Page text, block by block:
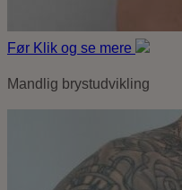
Før Klik og se mere
Mandlig brystudvikling